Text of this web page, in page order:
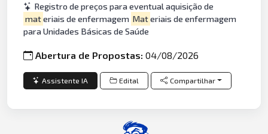
Registro de preços para eventual aquisição de
materiais de enfermagem Materiais de enfermagem
para Unidades Básicas de Saúde
Abertura de Propostas:04/08/2026
Assistente IA Edital Compartilhar